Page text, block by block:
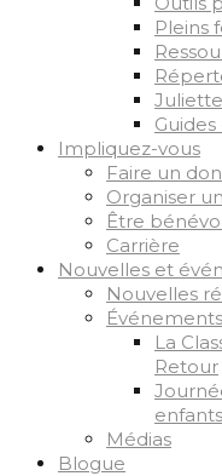
Pleins
Impliquez-vous
Faire un don
Organiser
Être
Carrière
Nouvelles et
Nouvelles
Événements
La
Retour
enfants
Médias
Blogue